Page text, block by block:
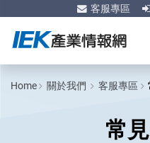
客服專區
Home 關於我們 客服專區
常見